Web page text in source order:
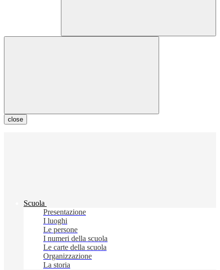
close
Scuola
Presentazione
I luoghi
Le persone
I numeri della scuola
Le carte della scuola
Organizzazione
La storia